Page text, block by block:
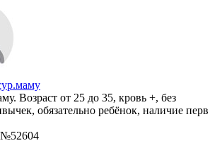
Возраст от 25 до 35, кровь +, без
обязательно ребёнок, наличие перв